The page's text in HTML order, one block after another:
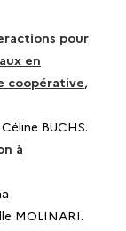
pour
en
coopérative,
BUCHS.
à
MOLINARI.